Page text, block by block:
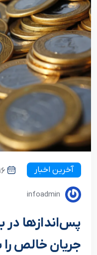
آخرین اخبار 16
infoadmin
پس‌اندازها در